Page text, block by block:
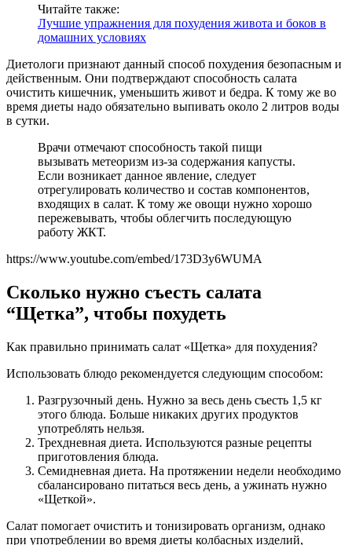
Читайте также:
Лучшие упражнения для похудения живота и боков в
домашних условиях
Диетологи признают данный способ похудения безопасным и
действенным. Они подтверждают способность салата
очистить кишечник, уменьшить живот и бедра. К тому же во
время диеты надо обязательно выпивать около 2 литров воды
в сутки.
Врачи отмечают способность такой пищи
вызывать метеоризм из-за содержания капусты.
Если возникает данное явление, следует
отрегулировать количество и состав компонентов,
входящих в салат. К тому же овощи нужно хорошо
пережевывать, чтобы облегчить последующую
работу ЖКТ.
https://www.youtube.com/embed/173D3y6WUMA
Сколько нужно съесть салата
“Щетка”, чтобы похудеть
Как правильно принимать салат «Щетка» для похудения?
Использовать блюдо рекомендуется следующим способом:
Разгрузочный день. Нужно за весь день съесть 1,5 кг
этого блюда. Больше никаких других продуктов
употреблять нельзя.
Трехдневная диета. Используются разные рецепты
приготовления блюда.
Семидневная диета. На протяжении недели необходимо
сбалансировано питаться весь день, а ужинать нужно
«Щеткой».
Салат помогает очистить и тонизировать организм, однако
при употреблении во время диеты колбасных изделий,